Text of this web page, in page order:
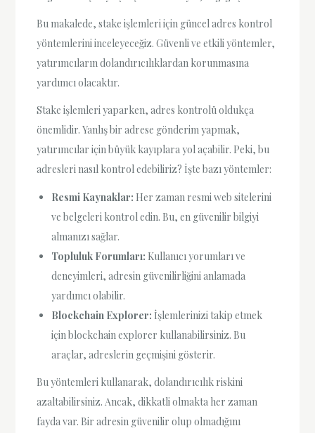
Bu makalede, stake işlemleri için güncel adres kontrol
yöntemlerini inceleyeceğiz. Güvenli ve etkili yöntemler,
yatırımcıların dolandırıcılıklardan korunmasına
yardımcı olacaktır.
Stake işlemleri yaparken, adres kontrolü oldukça
önemlidir. Yanlış bir adrese gönderim yapmak,
yatırımcılar için büyük kayıplara yol açabilir. Peki, bu
adresleri nasıl kontrol edebiliriz? İşte bazı yöntemler:
Resmi Kaynaklar: Her zaman resmi web sitelerini
ve belgeleri kontrol edin. Bu, en güvenilir bilgiyi
almanızı sağlar.
Topluluk Forumları: Kullanıcı yorumları ve
deneyimleri, adresin güvenilirliğini anlamada
yardımcı olabilir.
Blockchain Explorer: İşlemlerinizi takip etmek
için blockchain explorer kullanabilirsiniz. Bu
araçlar, adreslerin geçmişini gösterir.
Bu yöntemleri kullanarak, dolandırıcılık riskini
azaltabilirsiniz. Ancak, dikkatli olmakta her zaman
fayda var. Bir adresin güvenilir olup olmadığını